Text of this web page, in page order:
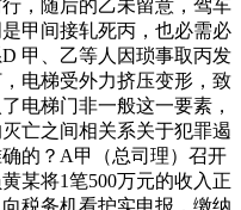
，随后的乙未留意，驾车
甲间接轧死丙，也必需必
甲、乙等人因琐事取丙发
电梯受外力挤压变形，致
电梯门非一般这一要素，
亡之间相关系关于犯罪遏
的？A甲（总司理）召开
某将1笔500万元的收入正
税务机看护实申报，缴纳